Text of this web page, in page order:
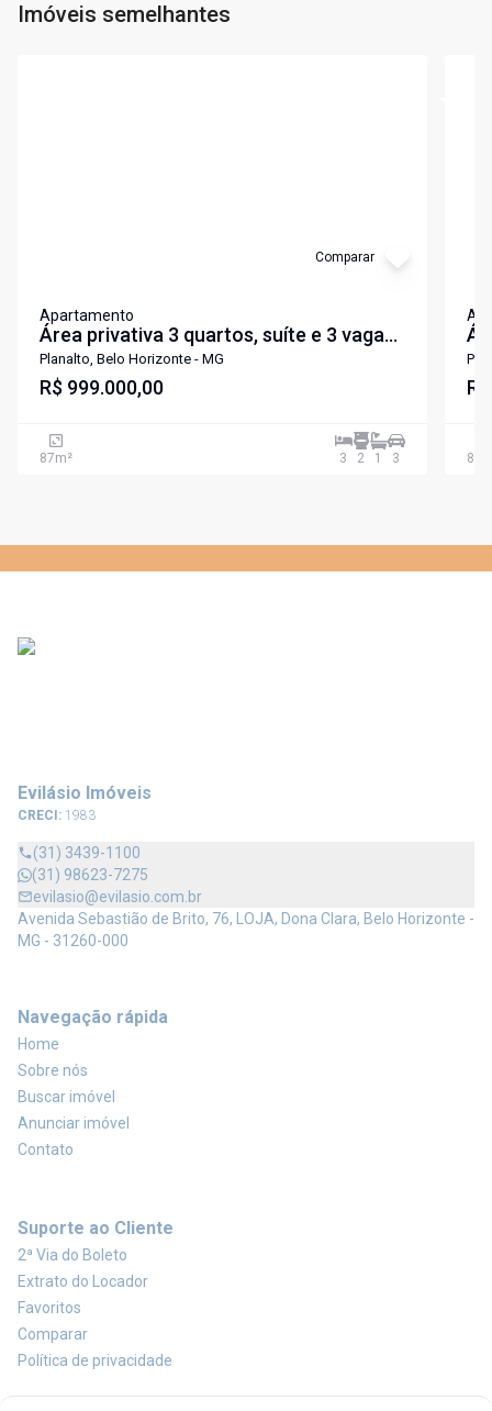
Imóveis semelhantes
Comparar
Apartamento
Área privativa 3 quartos, suíte e 3 vagas
no bairro Planalto
Planalto, Belo Horizonte - MG
R$ 999.000,00
87m² 3 2 1 3 87
Evilásio Imóveis
CRECI: 1983
(31) 3439-1100
(31) 98623-7275
evilasio@evilasio.com.br
Avenida Sebastião de Brito, 76, LOJA, Dona Clara, Belo Horizonte -
MG - 31260-000
Navegação rápida
Home
Sobre nós
Buscar imóvel
Anunciar imóvel
Contato
Suporte ao Cliente
2ª Via do Boleto
Extrato do Locador
Favoritos
Comparar
Política de privacidade